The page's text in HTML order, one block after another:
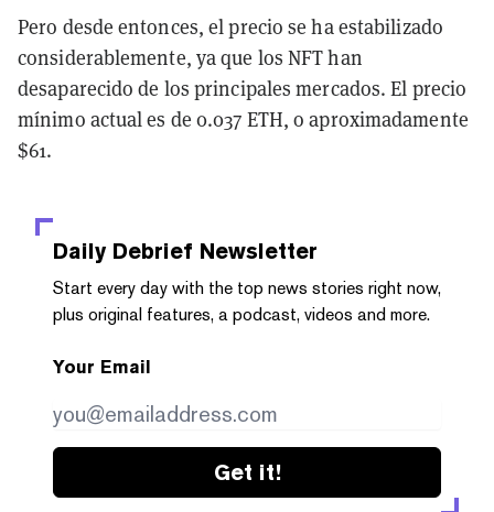
Pero desde entonces, el precio se ha estabilizado
considerablemente, ya que los NFT han
desaparecido de los principales mercados. El precio
mínimo actual es de 0.037 ETH, o aproximadamente
$61.
Daily Debrief Newsletter
Start every day with the top news stories right now,
plus original features, a podcast, videos and more.
Your Email
Get it!